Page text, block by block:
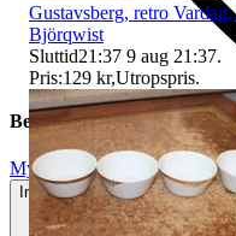
Beskrivning
Mycket gott skick
Inga eller minimala tecken på
Gustavsberg, retro
Björqwist
Sluttid21:37 9 aug 21:37.
Pris:129 kr,Utropspris.